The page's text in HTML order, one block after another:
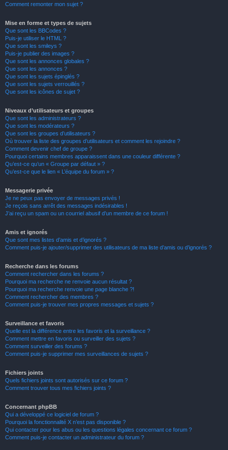
Comment remonter mon sujet ?
Mise en forme et types de sujets
Que sont les BBCodes ?
Puis-je utiliser le HTML ?
Que sont les smileys ?
Puis-je publier des images ?
Que sont les annonces globales ?
Que sont les annonces ?
Que sont les sujets épinglés ?
Que sont les sujets verrouillés ?
Que sont les icônes de sujet ?
Niveaux d’utilisateurs et groupes
Que sont les administrateurs ?
Que sont les modérateurs ?
Que sont les groupes d’utilisateurs ?
Où trouver la liste des groupes d’utilisateurs et comment les rejoindre ?
Comment devenir chef de groupe ?
Pourquoi certains membres apparaissent dans une couleur différente ?
Qu’est-ce qu’un « Groupe par défaut » ?
Qu’est-ce que le lien « L’équipe du forum » ?
Messagerie privée
Je ne peux pas envoyer de messages privés !
Je reçois sans arrêt des messages indésirables !
J’ai reçu un spam ou un courriel abusif d’un membre de ce forum !
Amis et ignorés
Que sont mes listes d’amis et d’ignorés ?
Comment puis-je ajouter/supprimer des utilisateurs de ma liste d’amis ou d’ignorés ?
Recherche dans les forums
Comment rechercher dans les forums ?
Pourquoi ma recherche ne renvoie aucun résultat ?
Pourquoi ma recherche renvoie une page blanche ?!
Comment rechercher des membres ?
Comment puis-je trouver mes propres messages et sujets ?
Surveillance et favoris
Quelle est la différence entre les favoris et la surveillance ?
Comment mettre en favoris ou surveiller des sujets ?
Comment surveiller des forums ?
Comment puis-je supprimer mes surveillances de sujets ?
Fichiers joints
Quels fichiers joints sont autorisés sur ce forum ?
Comment trouver tous mes fichiers joints ?
Concernant phpBB
Qui a développé ce logiciel de forum ?
Pourquoi la fonctionnalité X n’est pas disponible ?
Qui contacter pour les abus ou les questions légales concernant ce forum ?
Comment puis-je contacter un administrateur du forum ?